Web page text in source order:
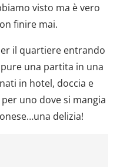
visto ma è vero
finire mai.
il quartiere entrando
una partita in una
in hotel, doccia e
uno dove si mangia
delizia!